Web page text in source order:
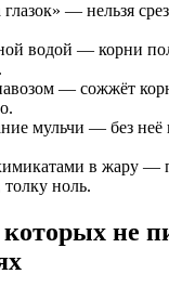
— нельзя
водой — корни
— сожжёт
мульчи — без неё
в жару —
ноль.
не